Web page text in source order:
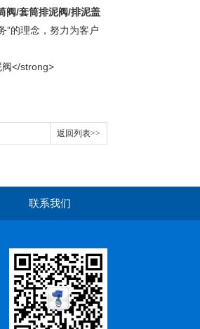
阀/套筒排泥阀/排泥盖
”的理念，努力为客户
返回列表>>
联系我们